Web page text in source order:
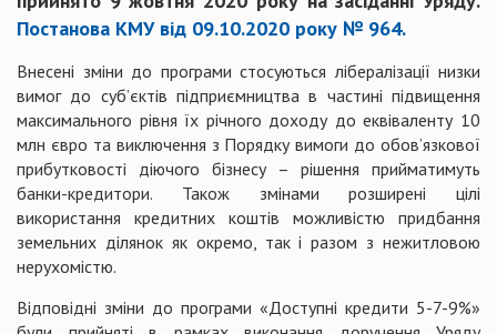
Постанова КМУ від 09.10.2020 року № 964.
Внесені зміни до програми стосуються лібералізації низки
вимог до суб’єктів підприємництва в частині підвищення
максимального рівня їх річного доходу до еквіваленту 10
млн євро та виключення з Порядку вимоги до обов’язкової
прибутковості діючого бізнесу – рішення прийматимуть
банки-кредитори. Також змінами розширені цілі
використання кредитних коштів можливістю придбання
земельних ділянок як окремо, так і разом з нежитловою
нерухомістю.
Відповідні зміни до програми «Доступні кредити 5-7-9%»